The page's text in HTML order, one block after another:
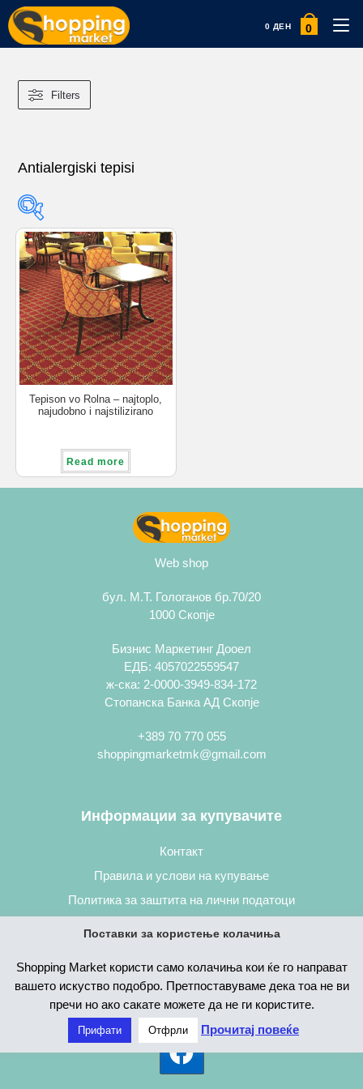
0 ДЕН 0
Filters
Antialergiski tepisi
Product categories
Product categories
Product tags
Tepison vo Rolna – najtoplo,
najudobno i najstilizirano
Read more
Web shop
бул. М.Т. Гологанов бр.70/20
1000 Скопје
Бизнис Маркетинг Дооел
ЕДБ: 4057022559547
ж-ска: 2-0000-3949-834-172
Стопанска Банка АД Скопје
+389 70 770 055
shoppingmarketmk@gmail.com
Информации за купувачите
Контакт
Правила и услови на купување
Политика за заштита на лични податоци
Поставки за користење колачиња
Shopping Market користи само колачиња кои ќе го направат
вашето искуство подобро. Претпоставуваме дека тоа не ви
пречи но ако сакате можете да не ги користите.
Прифати Отфрли Прочитај повеќе